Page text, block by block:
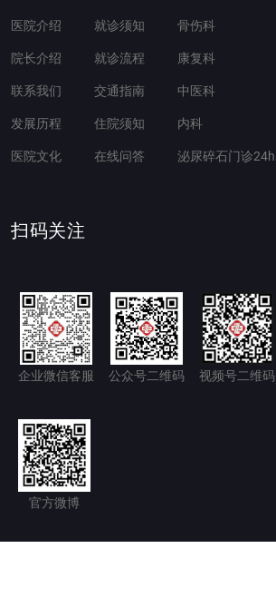
医院介绍
院长介绍
联系我们
发展历程
医院文化
就诊须知
就诊流程
交通指南
住院须知
在线问答
骨伤科
康复科
中医科
内科
泌尿碎石门诊24h
扫码关注
企业微信客服 公众号二维码 视频号二维码
官方微博